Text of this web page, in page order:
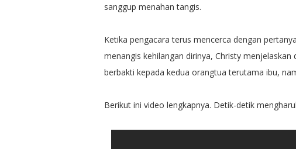
sanggup menahan tangis.
Ketika pengacara terus mencerca dengan
menangis kehilangan dirinya, Christy
berbakti kepada kedua orangtua terutama ibu,
Berikut ini video lengkapnya. Detik-detik